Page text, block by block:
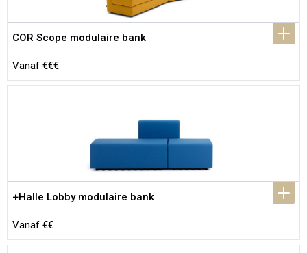
COR Scope modulaire bank
Vanaf €€€
+Halle Lobby modulaire bank
Vanaf €€